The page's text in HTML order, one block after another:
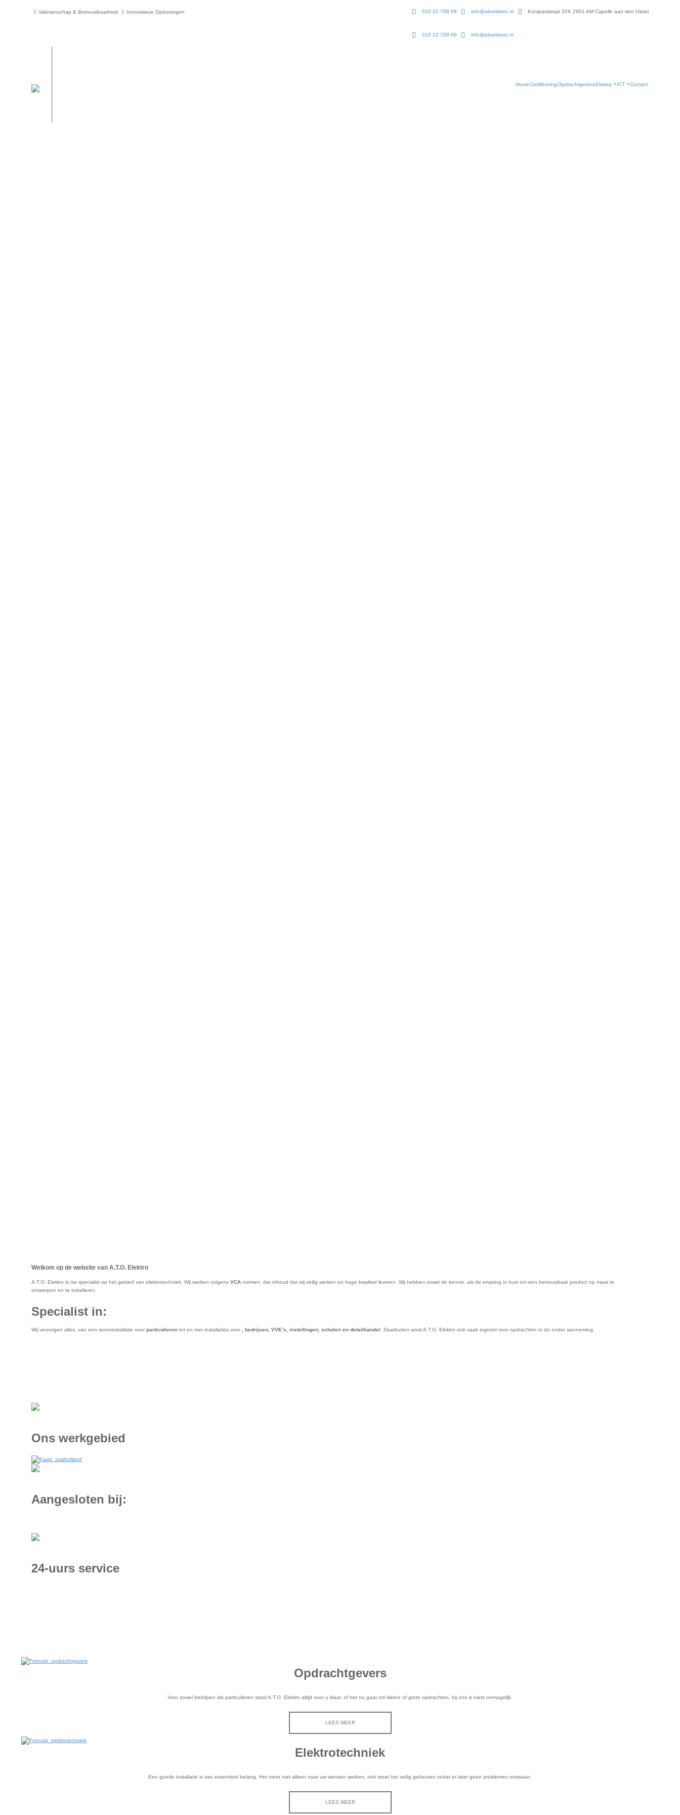
Vakmanschap & Betrouwbaarheid Innovatieve Oplossingen 010 22 708 09 info@atoelektro.nl Kompasstraat 32K 2901 AM Capelle aan den IJssel
010 22 708 09 info@atoelektro.nl
HomeCertificeringOpdrachtgeversElektra ICT Contact
Welkom op de website van A.T.O. Elektro
A.T.O. Elektro is úw specialist op het gebied van elektrotechniek. Wij werken volgens VCA normen, dat inhoud dat wij veilig werken en hoge kwaliteit leveren. Wij hebben zowel de kennis, als de ervaring in huis om een betrouwbaar product op maat te
ontwerpen en te installeren.
Specialist in:
Wij verzorgen alles, van een wooninstallatie voor particulieren tot en met installaties voor bedrijven, VVE’s, instellingen, scholen en detailhandel . Daarbuiten word A.T.O. Elektro ook vaak ingezet voor opdrachten in de onder aanneming.
Ons werkgebied
Aangesloten bij:
24-uurs service
Opdrachtgevers
Voor zowel bedrijven als particulieren staat A.T.O. Elektro altijd voor u klaar, of het nu gaat om kleine of grote opdrachten, bij ons is niets onmogelijk.
LEES MEER
Elektrotechniek
Een goede installatie is van essentieel belang. Het moet niet alleen naar uw wensen werken, ook moet het veilig gebeuren zodat er later geen problemen ontstaan.
LEES MEER